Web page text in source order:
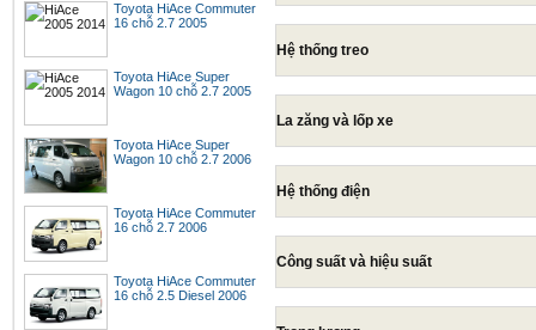
Toyota HiAce Commuter
16 chỗ 2.7 2005
Toyota HiAce Super
Wagon 10 chỗ 2.7 2005
Toyota HiAce Super
Wagon 10 chỗ 2.7 2006
Toyota HiAce Commuter
16 chỗ 2.7 2006
Toyota HiAce Commuter
16 chỗ 2.5 Diesel 2006
Hệ thống treo
La zăng và lốp xe
Hệ thống điện
Công suất và hiệu suất